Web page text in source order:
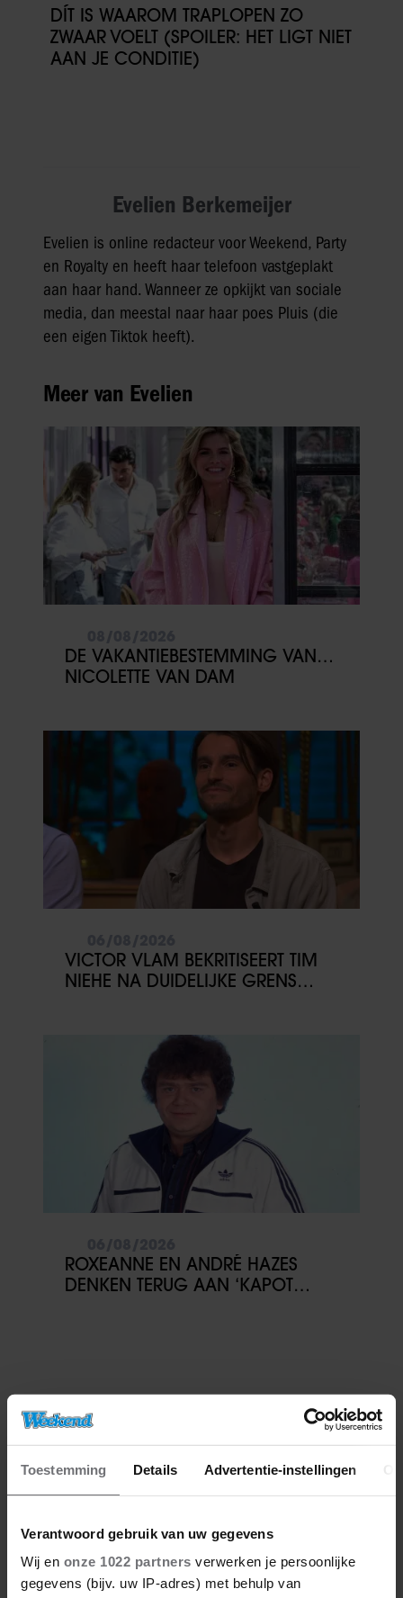
Toestemming Details Advertentie-instellingen
Verantwoord gebruik van uw gegevens
Wij en onze 1022 partners verwerken je persoonlijke
gegevens (bijv. uw IP-adres) met behulp van
DÍT IS WAAROM TRAPLOPEN ZO
ZWAAR VOELT (SPOILER: HET LIGT NIET
AAN JE CONDITIE)
Evelien Berkemeijer
Evelien is online redacteur voor Weekend, Party
en Royalty en heeft haar telefoon vastgeplakt
aan haar hand. Wanneer ze opkijkt van sociale
media, dan meestal naar haar poes Pluis (die
een eigen Tiktok heeft).
Meer van Evelien
DE VAKANTIEBESTEMMING VAN…
NICOLETTE VAN DAM
VICTOR VLAM BEKRITISEERT TIM
NIEHE NA DUIDELIJKE GRENS
ROXEANNE EN ANDRÉ HAZES
DENKEN TERUG AAN ‘KAPOT